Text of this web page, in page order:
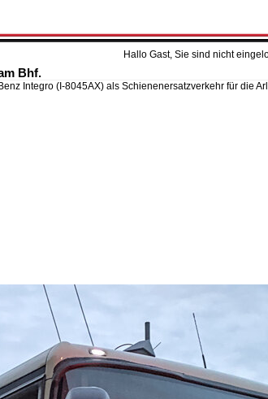
Hallo Gast, Sie sind nicht
Bhf.
Integro (I-8045AX) als Schienenersatzverkehr für die